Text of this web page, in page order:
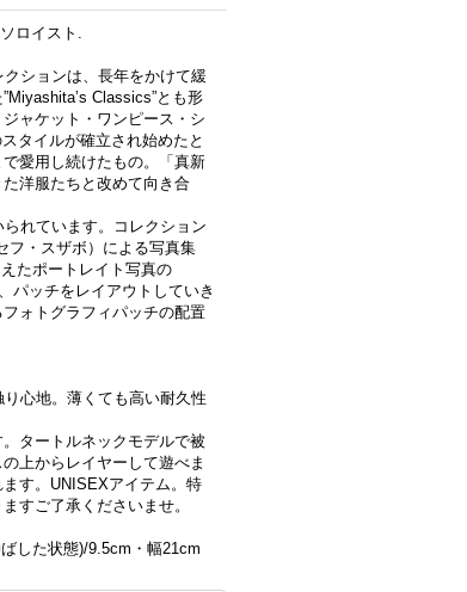
ロイスト.
ションは、長年をかけて緩
Classics”とも形
ャケット・ワンピース・シ
タイルが確立され始めたと
愛用し続けたもの。「真新
洋服たちと改めて向き合
れています。コレクション
フ・スザボ）による写真集
たポートレイト写真の
パッチをレイアウトしていき
ォトグラフィパッチの配置
心地。薄くても高い耐久性
タートルネックモデルで被
上からレイヤーして遊べま
す。UNISEXアイテム。特
すご了承くださいませ。
した状態)/9.5cm・幅21cm